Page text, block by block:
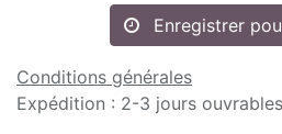
Enregistrer
Conditions générales
Expédition : 2-3 jours ouvrables